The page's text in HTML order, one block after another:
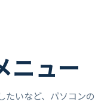
ニュー
いなど、パソコン